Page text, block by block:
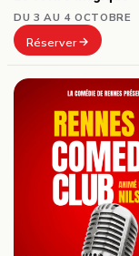
DU 3 AU 4 OCTOBRE
Réserver